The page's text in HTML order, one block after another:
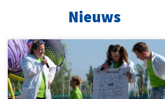
Nieuws